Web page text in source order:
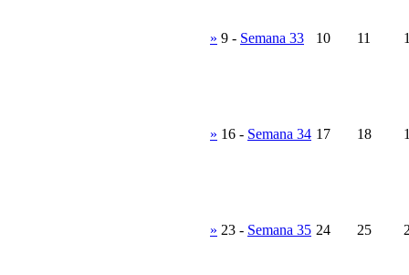
» 9 - Semana 33 10 11
» 16 - Semana 34 17 18
» 23 - Semana 35 24 25